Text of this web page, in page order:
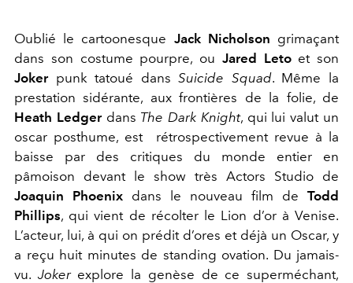
Oublié le cartoonesque Jack Nicholson grimaçant
dans son costume pourpre, ou Jared Letoet son
Jokerpunk tatoué dansSuicide Squad. Même la
prestation sidérante, aux frontières de la folie, de
Heath Ledgerdans The Dark Knight, qui lui valut un
oscar posthume, est rétrospectivement revue à la
baisse par des critiques du monde entier en
pâmoison devant le show très Actors Studio de
Joaquin Phoenix dans le nouveau film de Todd
Phillips, qui vient de récolter le Lion d’or à Venise.
L’acteur, lui, à qui on prédit d’ores et déjà un Oscar, y
a reçu huit minutes de standing ovation. Du jamais-
vu. Jokerexplore la genèse de ce superméchant,